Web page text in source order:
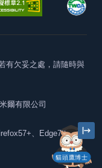
貓頭鷹博士
有欠妥之處，請隨時與
爾有限公司
、Edge79+及